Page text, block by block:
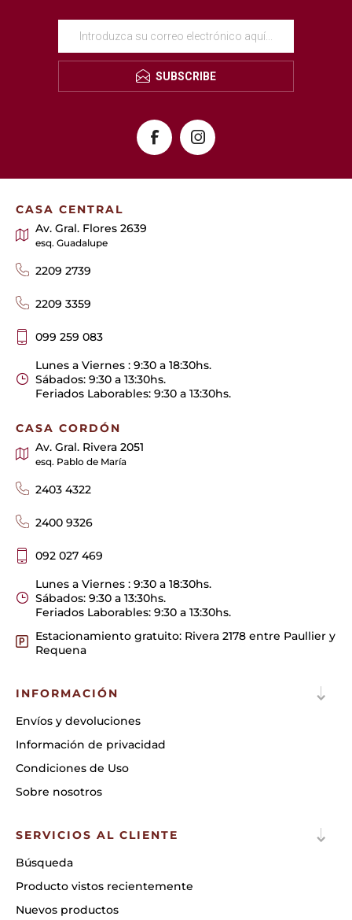
SUBSCRIBE
CASA CENTRAL
Av. Gral. Flores 2639
esq. Guadalupe
2209 2739
2209 3359
099 259 083
Lunes a Viernes : 9:30 a 18:30hs.
Sábados: 9:30 a 13:30hs.
Feriados Laborables: 9:30 a 13:30hs.
CASA CORDÓN
Av. Gral. Rivera 2051
esq. Pablo de María
2403 4322
2400 9326
092 027 469
Lunes a Viernes : 9:30 a 18:30hs.
Sábados: 9:30 a 13:30hs.
Feriados Laborables: 9:30 a 13:30hs.
Estacionamiento gratuito: Rivera 2178 entre Paullier y
Requena
INFORMACIÓN
Envíos y devoluciones
Información de privacidad
Condiciones de Uso
Sobre nosotros
SERVICIOS AL CLIENTE
Búsqueda
Producto vistos recientemente
Nuevos productos